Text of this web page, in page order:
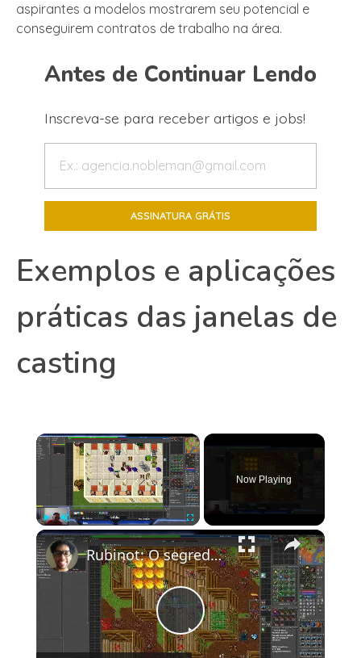
aspirantes a modelos mostrarem seu potencial e
conseguirem contratos de trabalho na área.
Antes de Continuar Lendo
Inscreva-se para receber artigos e jobs!
Exemplos e aplicações
práticas das janelas de
casting
×
Play Unmute Fullscreen
Now Playing
×
Play
Rubinot: O segredo para fazer Tasks e Bestiários mesmo em locais cheios